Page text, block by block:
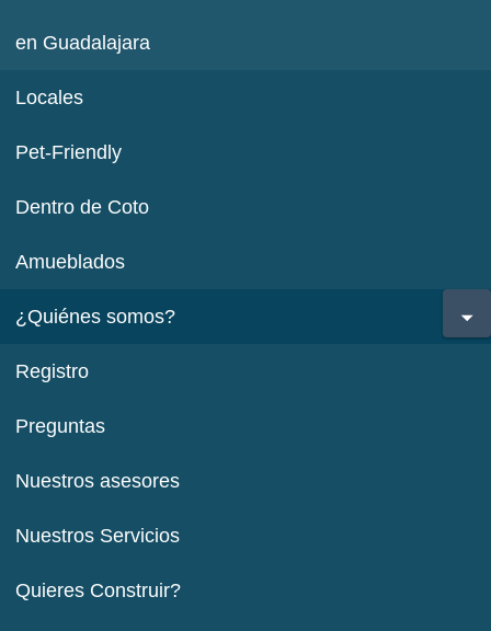
en Guadalajara
Locales
Pet-Friendly
Dentro de Coto
Amueblados
¿Quiénes somos?
Registro
Preguntas
Nuestros asesores
Nuestros Servicios
Quieres Construir?